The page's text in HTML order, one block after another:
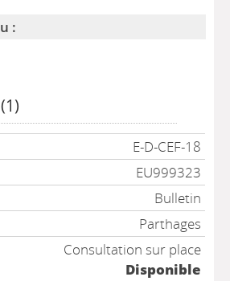
:
E-D-CEF-18
EU999323
Bulletin
Parthages
Consultation sur place
Disponible